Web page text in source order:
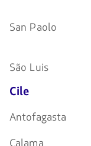
San Paolo
São Luis
Cile
Antofagasta